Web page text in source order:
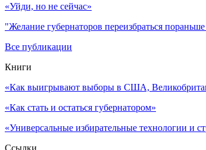
«Уйди, но не сейчас»
"Желание губернаторов переизбраться
Все публикации
Книги
«Как выигрывают выборы в США,
«Как стать и остаться губернатором»
«Универсальные избирательные технологии и
Ссылки